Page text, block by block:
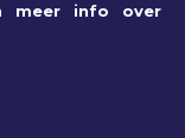
meer info over